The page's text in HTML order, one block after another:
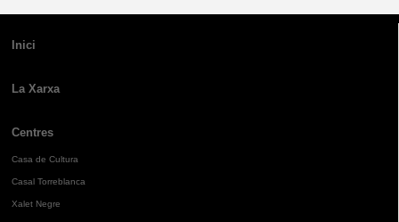
Inici
La Xarxa
Centres
Casa de Cultura
Casal Torreblanca
Xalet Negre